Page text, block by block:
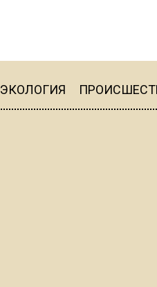
В
ЭКОЛОГИЯ